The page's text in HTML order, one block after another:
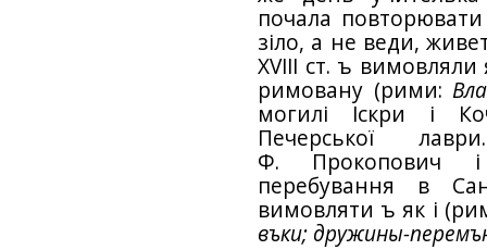
почала
зіло, а не веди,
XVIII ст. ъ
римовану (рими:
могилі Іскри і
Печерської
Ф. Прокопович і
перебування в
вимовляти ъ як і
въки; дружины-